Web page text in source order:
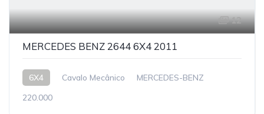
12
MERCEDES BENZ 2644 6X4 2011
6X4 Cavalo Mecânico
MERCEDES-BENZ
220.000